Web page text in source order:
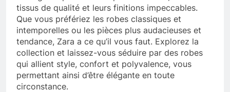
tissus de qualité et leurs finitions impeccables.
Que vous préfériez les robes classiques et
intemporelles ou les pièces plus audacieuses et
tendance, Zara a ce qu’il vous faut. Explorez la
collection et laissez-vous séduire par des robes
qui allient style, confort et polyvalence, vous
permettant ainsi d’être élégante en toute
circonstance.